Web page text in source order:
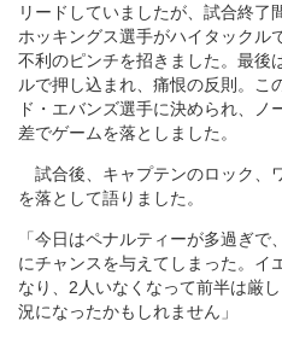
リードしていましたが、試合終了
ホッキングス選手がハイタックル
不利のピンチを招きました。最後
ルで押し込まれ、痛恨の反則。こ
ド・エバンズ選手に決められ、
差でゲームを落としました。
試合後、キャプテンのロック、
を落として語りました。
「今日はペナルティーが多過ぎ
にチャンスを与えてしまった。イ
なり、2人いなくなって前半は厳
況になったかもしれません」